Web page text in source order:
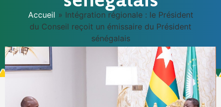
Accueil » Intégration régionale : le Président
du Conseil reçoit un émissaire du Président
sénégalais